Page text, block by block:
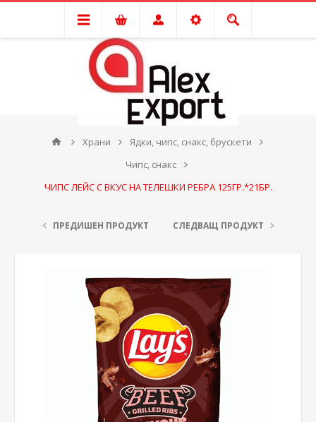
Храни
Ядки, чипс, снакс, брускети
Чипс, снакс
ЧИПС ЛЕЙС С ВКУС НА ТЕЛЕШКИ РЕБРА 125ГР.*21БР.
ПРЕДИШЕН ПРОДУКТ СЛЕДВАЩ ПРОДУКТ